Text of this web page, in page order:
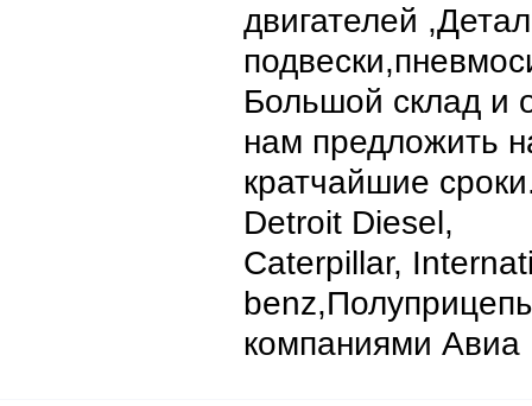
двигателей
Большой склад и
нам предложить
кратчайшие
Detroit Diesel,
Caterpillar,
компаниями Авиа